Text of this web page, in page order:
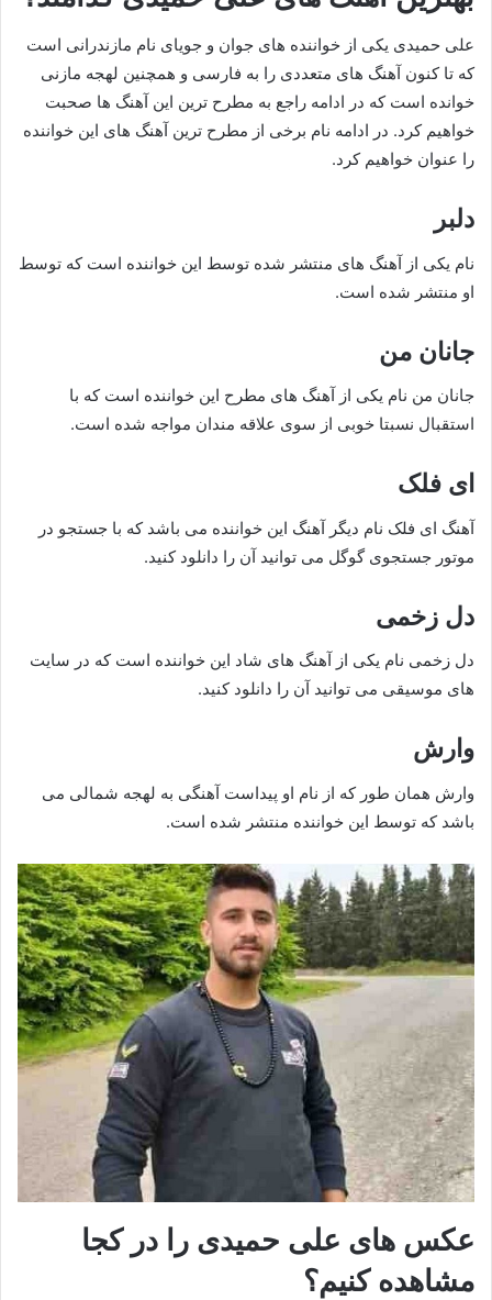
علی حمیدی یکی از خواننده های جوان و جویای نام مازندرانی است
که تا کنون آهنگ های متعددی را به فارسی و همچنین لهجه مازنی
خوانده است که در ادامه راجع به مطرح ترین این آهنگ ها صحبت
خواهیم کرد. در ادامه نام برخی از مطرح ترین آهنگ های این خواننده
را عنوان خواهیم کرد.
دلبر
نام یکی از آهنگ های منتشر شده توسط این خواننده است که توسط
او منتشر شده است.
جانان من
جانان من نام یکی از آهنگ های مطرح این خواننده است که با
استقبال نسبتا خوبی از سوی علاقه مندان مواجه شده است.
ای فلک
آهنگ ای فلک نام دیگر آهنگ این خواننده می باشد که با جستجو در
موتور جستجوی گوگل می توانید آن را دانلود کنید.
دل زخمی
دل زخمی نام یکی از آهنگ های شاد این خواننده است که در سایت
های موسیقی می توانید آن را دانلود کنید.
وارش
وارش همان طور که از نام او پیداست آهنگی به لهجه شمالی می
باشد که توسط این خواننده منتشر شده است.
عکس های علی حمیدی را در کجا
مشاهده کنیم؟